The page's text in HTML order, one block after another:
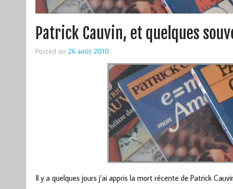
Patrick Cauvin, et quelques
Posted on 26 août 2010
Il y a quelques jours j’ai appris la mort récente de Patrick